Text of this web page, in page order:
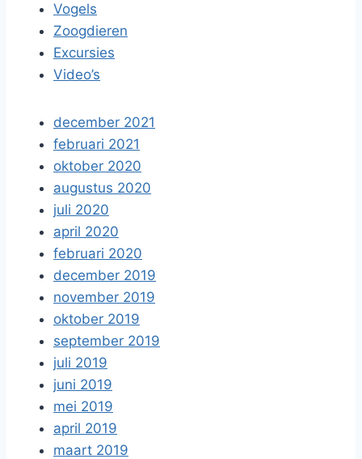
Vogels
Zoogdieren
Excursies
Video’s
december 2021
februari 2021
oktober 2020
augustus 2020
juli 2020
april 2020
februari 2020
december 2019
november 2019
oktober 2019
september 2019
juli 2019
juni 2019
mei 2019
april 2019
maart 2019